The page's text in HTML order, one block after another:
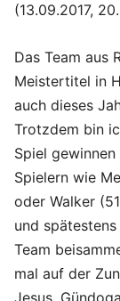
(13.09.2017,
Das Team aus
Meistertitel in
auch dieses
Trotzdem bin
Spiel
Spielern wie
oder Walker
und
Team
mal auf der
Jesus,